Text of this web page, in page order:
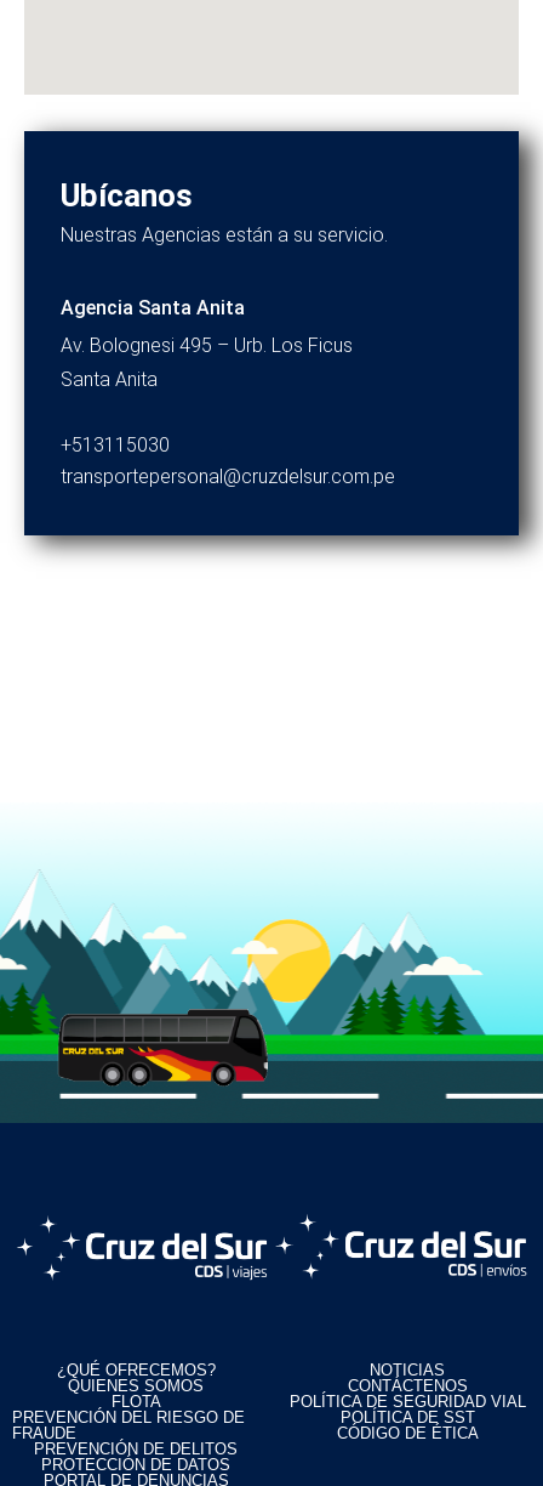
Ubícanos
Nuestras Agencias están a su servicio.
Agencia Santa Anita
Av. Bolognesi 495 – Urb. Los Ficus
Santa Anita
+513115030
transportepersonal@cruzdelsur.com.pe
¿QUÉ OFRECEMOS?
QUIENES SOMOS
FLOTA
PREVENCIÓN DEL RIESGO DE
FRAUDE
PREVENCIÓN DE DELITOS
PROTECCIÓN DE DATOS
PORTAL DE DENUNCIAS
NOTICIAS
CONTÁCTENOS
POLÍTICA DE SEGURIDAD VIAL
POLÍTICA DE SST
CÓDIGO DE ÉTICA